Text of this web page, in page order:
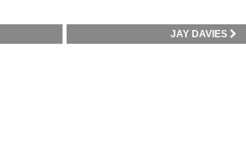
JAY DAVIES